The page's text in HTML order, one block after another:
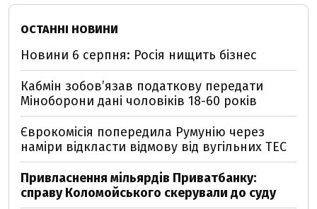
ОСТАННІ НОВИНИ
Новини 6 серпня: Росія нищить бізнес
Кабмін зобовʼязав податкову передати
Міноборони дані чоловіків 18-60 років
Єврокомісія попередила Румунію через
наміри відкласти відмову від вугільних ТЕС
Привласнення мільярдів Приватбанку:
справу Коломойського скерували до суду